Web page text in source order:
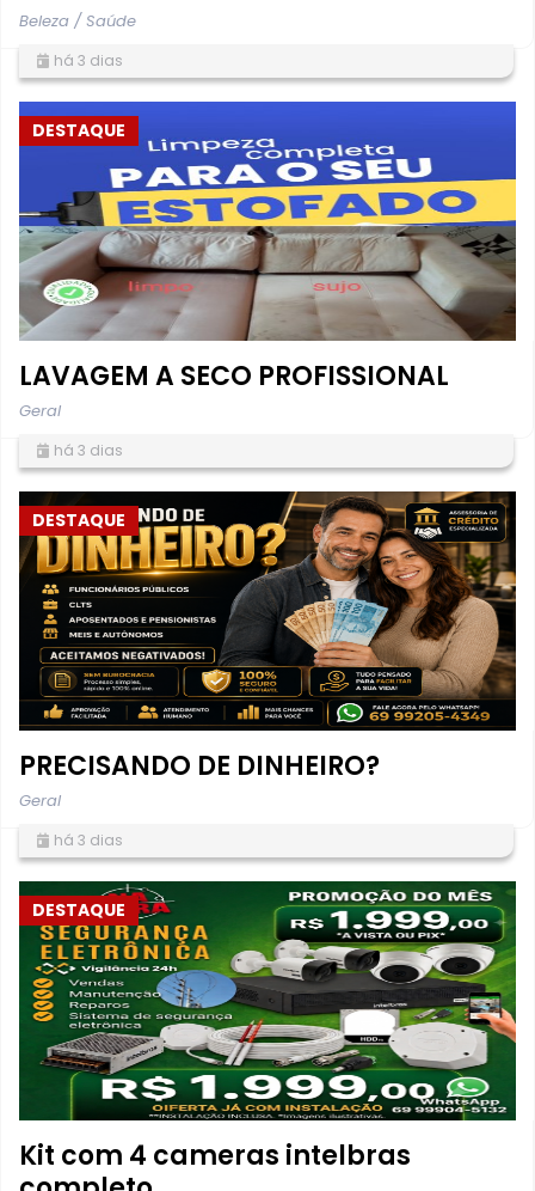
Beleza / Saúde
há 3 dias
DESTAQUE
LAVAGEM A SECO PROFISSIONAL
Geral
há 3 dias
DESTAQUE
PRECISANDO DE DINHEIRO?
Geral
há 3 dias
DESTAQUE
Kit com 4 cameras intelbras